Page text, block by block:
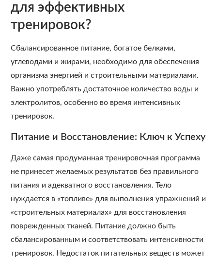
для эффективных
тренировок?
Сбалансированное питание, богатое белками,
углеводами и жирами, необходимо для обеспечения
организма энергией и строительными материалами.
Важно употреблять достаточное количество воды и
электролитов, особенно во время интенсивных
тренировок.
Питание и Восстановление: Ключ к Успеху
Даже самая продуманная тренировочная программа
не принесет желаемых результатов без правильного
питания и адекватного восстановления. Тело
нуждается в «топливе» для выполнения упражнений и
«строительных материалах» для восстановления
поврежденных тканей. Питание должно быть
сбалансированным и соответствовать интенсивности
тренировок. Недостаток питательных веществ может